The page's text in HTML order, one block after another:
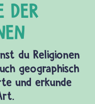
du Religionen
geographisch
und erkunde